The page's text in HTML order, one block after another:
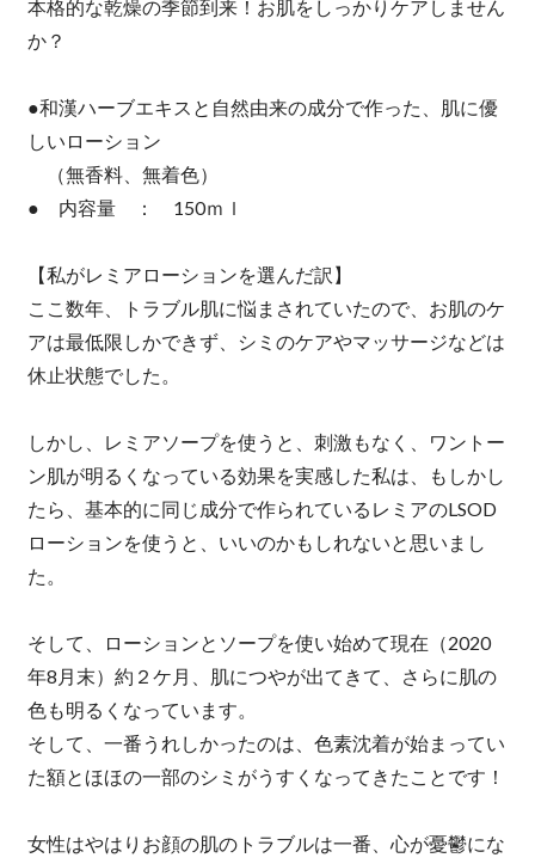
本格的な乾燥の季節到来！お肌をしっかりケアしません
か？
●和漢ハーブエキスと自然由来の成分で作った、肌に優
しいローション
（無香料、無着色）
● 内容量 ： 150ｍｌ
【私がレミアローションを選んだ訳】
ここ数年、トラブル肌に悩まされていたので、お肌のケ
アは最低限しかできず、シミのケアやマッサージなどは
休止状態でした。
しかし、レミアソープを使うと、刺激もなく、ワントー
ン肌が明るくなっている効果を実感した私は、もしかし
たら、基本的に同じ成分で作られているレミアのLSOD
ローションを使うと、いいのかもしれないと思いまし
た。
そして、ローションとソープを使い始めて現在（2020
年8月末）約２ケ月、肌につやが出てきて、さらに肌の
色も明るくなっています。
そして、一番うれしかったのは、色素沈着が始まってい
た額とほほの一部のシミがうすくなってきたことです！
女性はやはりお顔の肌のトラブルは一番、心が憂鬱にな